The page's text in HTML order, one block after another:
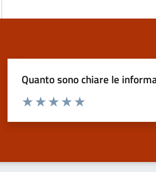
Quanto sono chiare le
Valuta da 1 a 5 stelle la pagina